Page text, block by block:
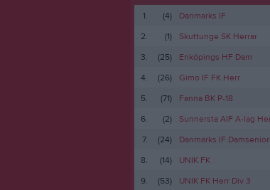
1. (4)
Danmarks IF
2.
(1)
Skuttunge SK Herrar
3.
(25)
Enköpings HF Dam
4.
(26)
Gimo IF FK Herr
5.
(71)
Fanna BK P-18
6.
(2)
Sunnersta AIF A-lag
7.
(24)
Danmarks IF
8.
(14)
UNIK FK
9.
(53) UNIK FK Herr Div 3